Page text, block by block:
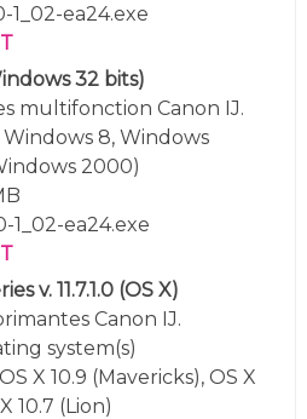
ea24.exe
32 bits)
multifonction Canon IJ.
Windows 8, Windows
2000)
ea24.exe
v. 11.7.1.0 (OS X)
Canon IJ.
system(s)
X 10.9 (Mavericks), OS X
10.7 (Lion)